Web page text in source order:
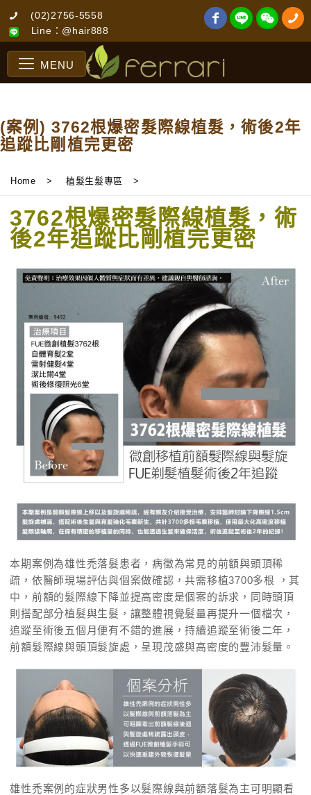
(02)2756-5558
Line：@hair888
MENU
(案例) 3762根爆密髮際線植髮，術後2年
追蹤比剛植完更密
Home > 植髮生髮專區 >
3762根爆密髮際線植髮，術
後2年追蹤比剛植完更密
本期案例為雄性禿落髮患者，病徵為常見的前額與頭頂稀
疏，依醫師現場評估與個案做確認，共需移植3700多根 ，其
中，前額的髮際線下降並提高密度是個案的訴求，同時頭頂
則搭配部分植髮與生髮，讓整體視覺髮量再提升一個檔次，
追蹤至術後五個月便有不錯的進展，持續追蹤至術後二年，
前額髮際線與頭頂髮旋處，呈現茂盛與高密度的豐沛髮量。
雄性禿案例的症狀男性多以髮際線與前額落髮為主可明顯看